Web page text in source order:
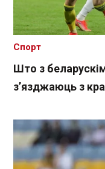
Што з
з’язджаюць з
Спорт